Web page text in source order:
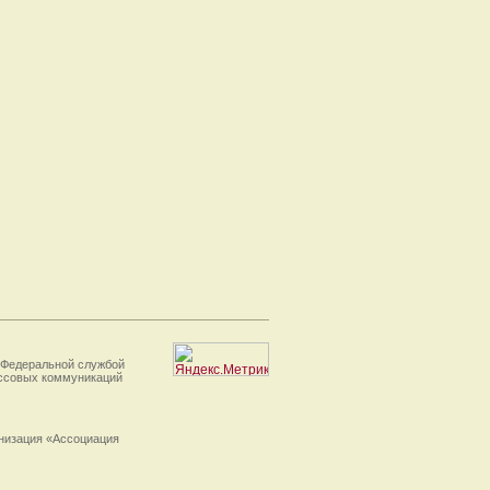
службой
коммуникаций
«Ассоциация